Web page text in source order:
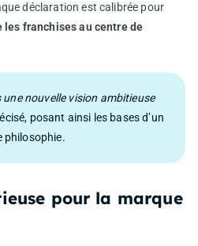
déclaration est calibrée pour
franchises au centre de
nouvelle vision ambitieuse
posant ainsi les bases d’un
philosophie.
pour la marque